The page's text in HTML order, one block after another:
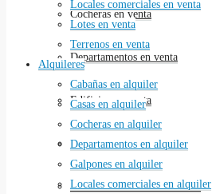
Cocheras en venta
Departamentos en venta
Edificios en venta
Galpones en venta
Locales comerciales en venta
Locales comerciales en venta
Lotes en venta
Terrenos en venta
Alquileres
Cabañas en alquiler
Casas en alquiler
Cocheras en alquiler
Departamentos en alquiler
Galpones en alquiler
Locales comerciales en alquiler